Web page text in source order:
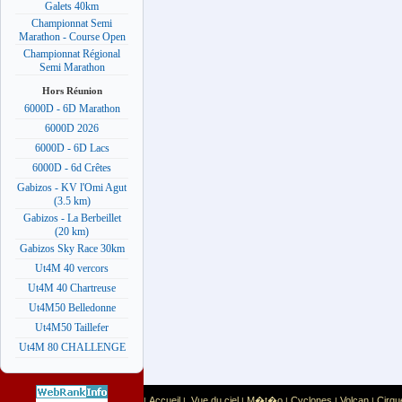
Galets 40km
Championnat Semi
Marathon - Course Open
Championnat Régional
Semi Marathon
Hors Réunion
6000D - 6D Marathon
6000D 2026
6000D - 6D Lacs
6000D - 6d Crêtes
Gabizos - KV l'Omi Agut
(3.5 km)
Gabizos - La Berbeillet
(20 km)
Gabizos Sky Race 30km
Ut4M 40 vercors
Ut4M 40 Chartreuse
Ut4M50 Belledonne
Ut4M50 Taillefer
Ut4M 80 CHALLENGE